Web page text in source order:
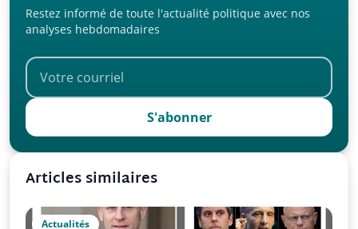
Restez informé de toute l'actualité politique avec nos
analyses hebdomadaires
S'abonner
Articles similaires
Actualités